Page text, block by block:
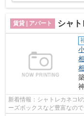
賃貸 | アパート シャト
新着情報：シャトレカネコI
ーズボックスなど豊富なの